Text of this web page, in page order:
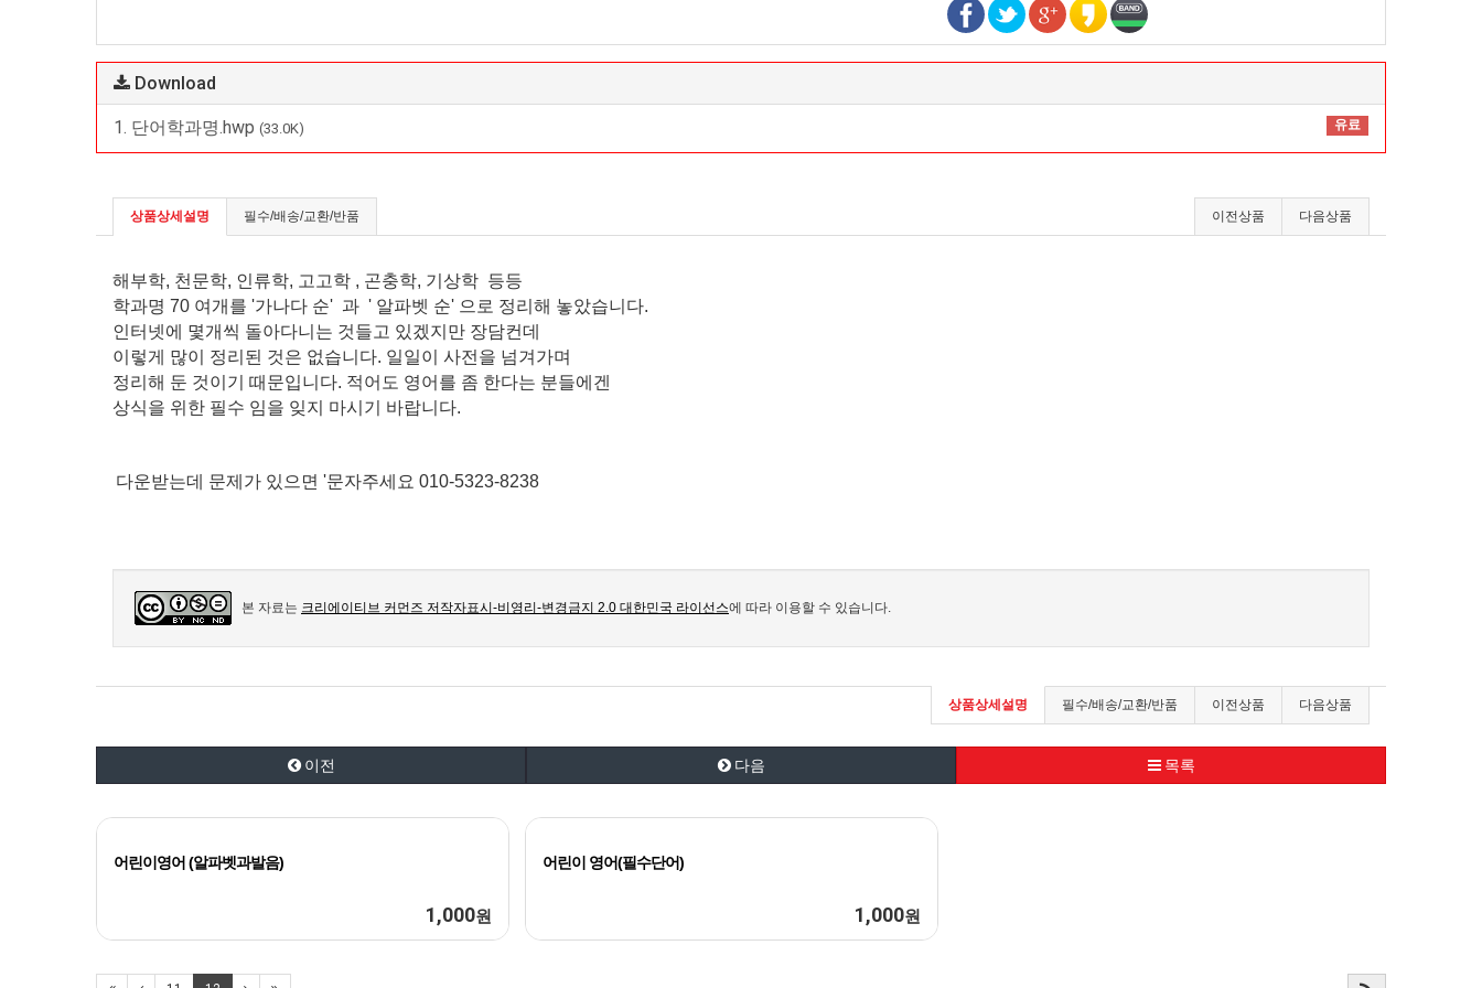
Download
1. 단어학과명.hwp (33.0K) 유료
상품상세설명 필수/배송/교환/반품 다음상품
이전상품
해부학, 천문학, 인류학, 고고학 , 곤충학, 기상학 등등
학과명 70 여개를 '가나다 순' 과 ' 알파벳 순' 으로 정리해 놓았습니다.
인터넷에 몇개씩 돌아다니는 것들고 있겠지만 장담컨데
이렇게 많이 정리된 것은 없습니다. 일일이 사전을 넘겨가며
정리해 둔 것이기 때문입니다. 적어도 영어를 좀 한다는 분들에겐
상식을 위한 필수 임을 잊지 마시기 바랍니다.
다운받는데 문제가 있으면 '문자주세요 010-5323-8238
본 자료는 크리에이티브 커먼즈 저작자표시-비영리-변경금지 2.0 대한민국 라이선스에 따라 이용할 수 있습니다.
상품상세설명 필수/배송/교환/반품 이전상품 다음상품
이전 다음 목록
어린이영어 (알파벳과발음)
1,000원
어린이 영어(필수단어)
1,000원